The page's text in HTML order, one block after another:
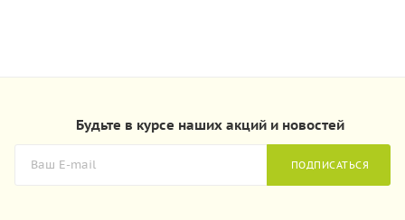
Будьте в курсе наших акций и новостей
ПОДПИСАТЬСЯ